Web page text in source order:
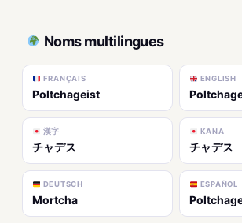
Noms multilingues
FRANÇAIS
Poltchageist
ENGLISH
漢字
チャデス
KANA
チャデス
DEUTSCH
Mortcha
ESPAÑOL